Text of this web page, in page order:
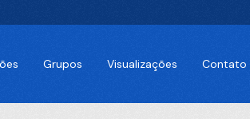
Grupos Visualizações Contato